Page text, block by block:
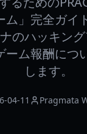
ム」完全ガイ
のハッキン
ーム報酬につ
します。
04-11 Pragmata